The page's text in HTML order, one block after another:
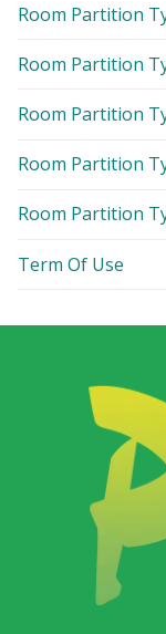
Room Partition
Room Partition
Room Partition
Room Partition
Room Partition
Term Of Use